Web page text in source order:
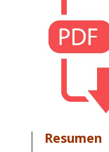
Resumen